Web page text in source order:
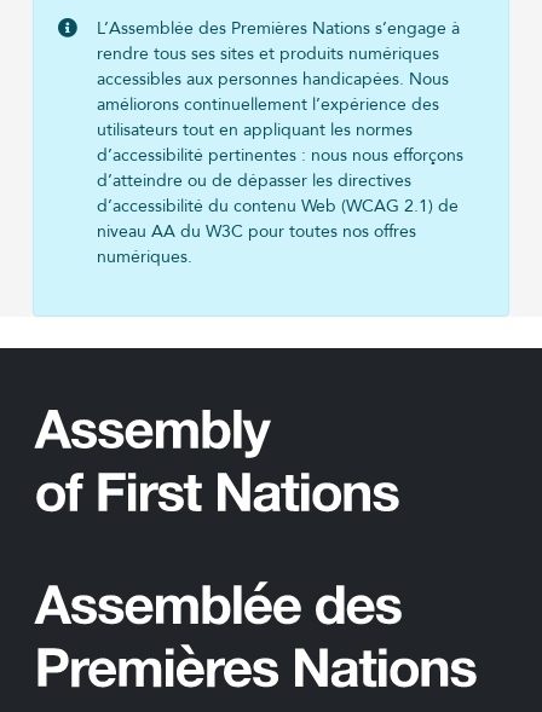
L’Assemblée des Premières Nations s’engage à
rendre tous ses sites et produits numériques
accessibles aux personnes handicapées. Nous
améliorons continuellement l’expérience des
utilisateurs tout en appliquant les normes
d’accessibilité pertinentes : nous nous efforçons
d’atteindre ou de dépasser les directives
d’accessibilité du contenu Web (WCAG 2.1) de
niveau AA du W3C pour toutes nos offres
numériques.